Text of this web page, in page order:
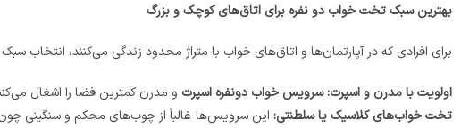
بهترین سبک تخت خواب دو نفره برای اتاق‌های کوچک و بزرگ
برای افرادی که در آپارتمان‌ها و اتاق‌های خواب با متراژ محدود زندگی می‌کنند، انتخاب
اولویت با مدرن و اسپرت:سرویس خواب دونفره اسپرت و مدرن کمترین فضا را اشغال
تخت خواب‌های کلاسیک یا سلطنتی: این سرویس‌ها غالباً از چوب‌های محکم و سنگینی چون